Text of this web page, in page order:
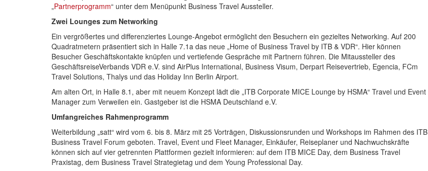
„Partnerprogramm“ unter dem Menüpunkt Business Travel Aussteller.
Zwei Lounges zum Networking
Ein vergrößertes und differenziertes Lounge-Angebot ermöglicht den Besuchern ein gezieltes Networking. Auf 200
Quadratmetern präsentiert sich in Halle 7.1a das neue „Home of Business Travel by ITB & VDR“. Hier können
Besucher Geschäftskontakte knüpfen und vertiefende Gespräche mit Partnern führen. Die Mitaussteller des
GeschäftsreiseVerbands VDR e.V. sind AirPlus International, Business Visum, Derpart Reisevertrieb, Egencia, FCm
Travel Solutions, Thalys und das Holiday Inn Berlin Airport.
Am alten Ort, in Halle 8.1, aber mit neuem Konzept lädt die „ITB Corporate MICE Lounge by HSMA“ Travel und Event
Manager zum Verweilen ein. Gastgeber ist die HSMA Deutschland e.V.
Umfangreiches Rahmenprogramm
Weiterbildung „satt“ wird vom 6. bis 8. März mit 25 Vorträgen, Diskussionsrunden und Workshops im Rahmen des ITB
Business Travel Forum geboten. Travel, Event und Fleet Manager, Einkäufer, Reiseplaner und Nachwuchskräfte
können sich auf vier getrennten Plattformen gezielt informieren: auf dem ITB MICE Day, dem Business Travel
Praxistag, dem Business Travel Strategietag und dem Young Professional Day.